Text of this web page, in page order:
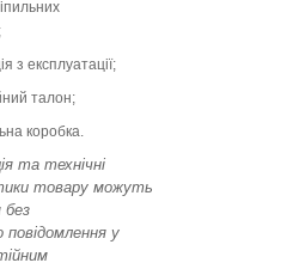
з експлуатації;
талон;
коробка.
та технічні
товару можуть
без
повідомлення у